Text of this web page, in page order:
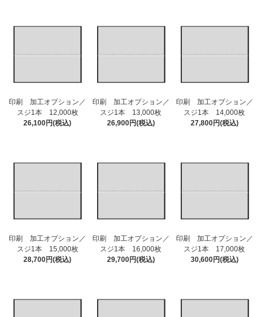
印刷 加工オプション／
スジ1本 12,000枚
26,100円(税込)
印刷 加工オプション／
スジ1本 13,000枚
26,900円(税込)
印刷 加工オプション／
スジ1本 14,000枚
27,800円(税込)
印刷 加工オプション／
スジ1本 15,000枚
28,700円(税込)
印刷 加工オプション／
スジ1本 16,000枚
29,700円(税込)
印刷 加工オプション／
スジ1本 17,000枚
30,600円(税込)